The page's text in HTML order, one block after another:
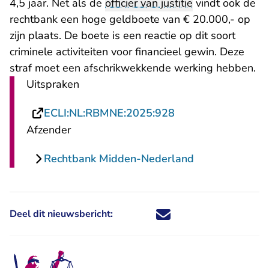
4,5 jaar. Net als de officier van justitie vindt ook de
rechtbank een hoge geldboete van € 20.000,- op
zijn plaats. De boete is een reactie op dit soort
criminele activiteiten voor financieel gewin. Deze
straf moet een afschrikwekkende werking hebben.
Uitspraken
ECLI:NL:RBMNE:2025:928
Afzender
Rechtbank Midden-Nederland
Deel dit nieuwsbericht: Deel dit nieuwsbericht via X -
Deel dit nieuwsbericht via
Deel dit nieuwsbericht
Deel dit